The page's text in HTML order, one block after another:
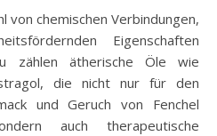
von chemischen Verbindungen,
Eigenschaften
zählen ätherische Öle wie
die nicht nur für den
und Geruch von Fenchel
auch therapeutische